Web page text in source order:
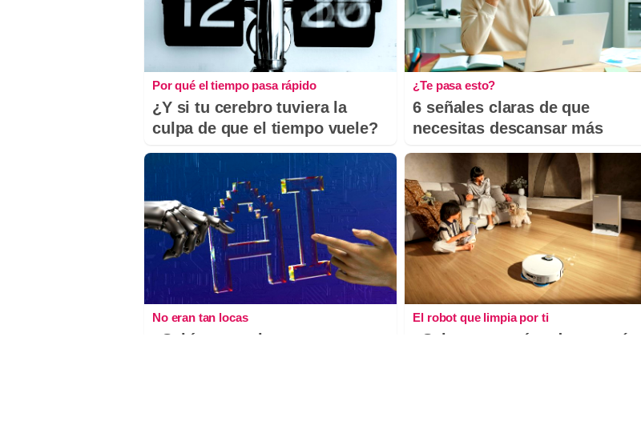
Por qué el tiempo pasa rápido
¿Y si tu cerebro tuviera la
culpa de que el tiempo vuele?
¿Te pasa esto?
6 señales claras de que
necesitas descansar más
No eran tan locas
¿Sabías que algunas
El robot que limpia por ti
¿Sabes por qué cada vez más